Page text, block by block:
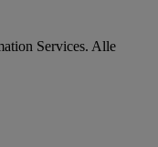
Services. Alle